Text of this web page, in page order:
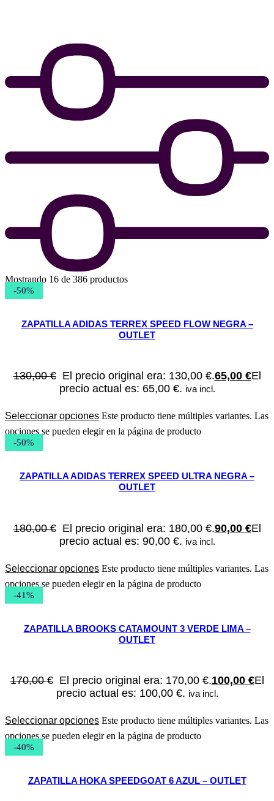
Mostrando 16 de 386 productos
-50%
ZAPATILLA ADIDAS TERREX SPEED FLOW NEGRA –
OUTLET
130,00€ El precio original era: 130,00 €.65,00 €El
precio actual es: 65,00 €. iva incl.
Seleccionar opciones Este producto tiene múltiples variantes. Las
opciones se pueden elegir en la página de producto
-50%
ZAPATILLA ADIDAS TERREX SPEED ULTRA NEGRA –
OUTLET
180,00€ El precio original era: 180,00 €.90,00 €El
precio actual es: 90,00 €. iva incl.
Seleccionar opciones Este producto tiene múltiples variantes. Las
opciones se pueden elegir en la página de producto
-41%
ZAPATILLA BROOKS CATAMOUNT 3 VERDE LIMA –
OUTLET
170,00€ El precio original era: 170,00 €.100,00 €El
precio actual es: 100,00 €. iva incl.
Seleccionar opciones Este producto tiene múltiples variantes. Las
opciones se pueden elegir en la página de producto
-40%
ZAPATILLA HOKA SPEEDGOAT 6 AZUL – OUTLET